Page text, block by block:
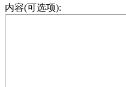
内容(可选项):